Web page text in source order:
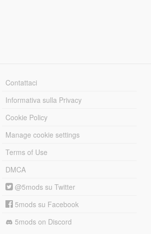
Contattaci
Informativa sulla Privacy
Cookie Policy
Manage cookie settings
Terms of Use
DMCA
@5mods su Twitter
5mods su Facebook
5mods on Discord